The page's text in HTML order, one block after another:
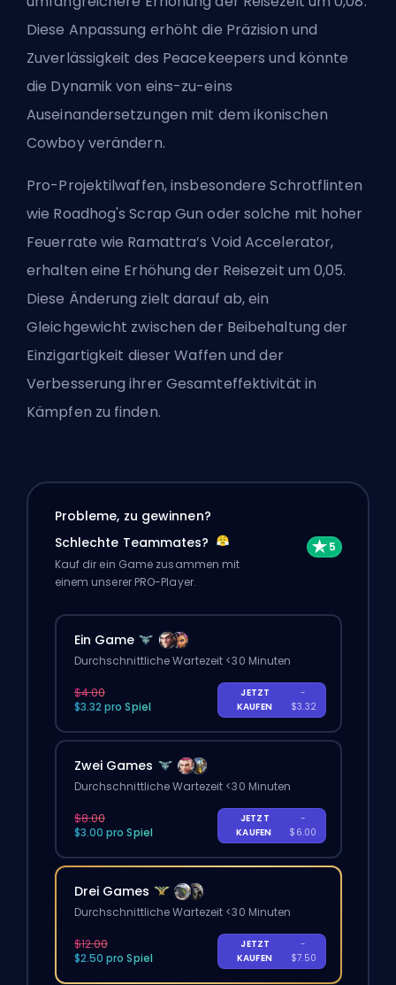
Diese Anpassung erhöht die Präzision und
Zuverlässigkeit des Peacekeepers und könnte
die Dynamik von eins-zu-eins
Auseinandersetzungen mit dem ikonischen
Cowboy verändern.
Pro-Projektilwaffen, insbesondere Schrotflinten
wie Roadhog's Scrap Gun oder solche mit hoher
Feuerrate wie Ramattra’s Void Accelerator,
erhalten eine Erhöhung der Reisezeit um 0,05.
Diese Änderung zielt darauf ab, ein
Gleichgewicht zwischen der Beibehaltung der
Einzigartigkeit dieser Waffen und der
Verbesserung ihrer Gesamteffektivität in
Kämpfen zu finden.
Probleme, zu gewinnen?
Schlechte Teammates?
Kauf dir ein Game zusammen mit
einem unserer PRO-Player.
Ein Game
Durchschnittliche Wartezeit <30 Minuten
$4.00
$3.32 pro Spiel
JETZT
KAUFEN
-
$3.32
Zwei Games
Durchschnittliche Wartezeit <30 Minuten
$8.00
$3.00 pro Spiel
JETZT
KAUFEN
-
$6.00
Drei Games
Durchschnittliche Wartezeit <30 Minuten
$12.00
$2.50 pro Spiel
JETZT
KAUFEN
-
$7.50